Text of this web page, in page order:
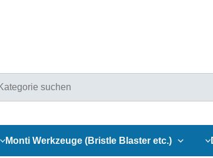
Monti Werkzeuge (Bristle Blaster etc.)